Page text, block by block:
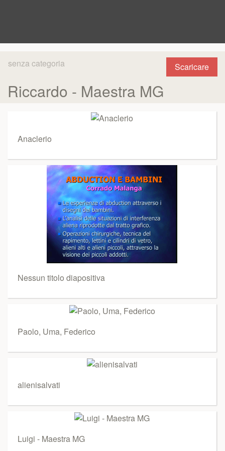
Scaricare
senza categoria
Riccardo - Maestra MG
Anaclerio
Nessun titolo diapositiva
Paolo, Uma, Federico
alienisalvati
Luigi - Maestra MG